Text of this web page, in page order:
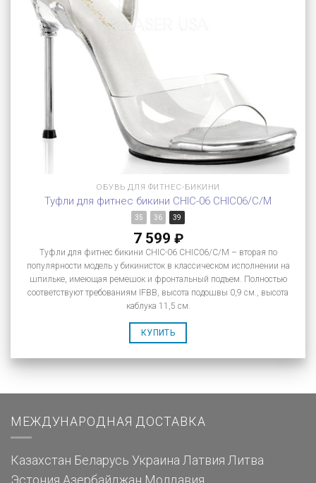
ОБУВЬ ДЛЯ ФИТНЕС-БИКИНИ
Туфли для фитнес бикини CHIC-06 CHIC06/C/M
35 36 39
7 599 ₽
Туфли для фитнес бикини CHIC-06 CHIC06/C/M – вторая по
популярности модель у бикинисток в классическом исполнении на
шпильке, имеющая ремешок и фронтальный подъем. Полностью
соответствуют требованиям IFBB, высота подошвы 0,9 см., высота
каблука 11,5 см.
КУПИТЬ
МЕЖДУНАРОДНАЯ ДОСТАВКА
Казахстан Беларусь Украина Латвия Литва